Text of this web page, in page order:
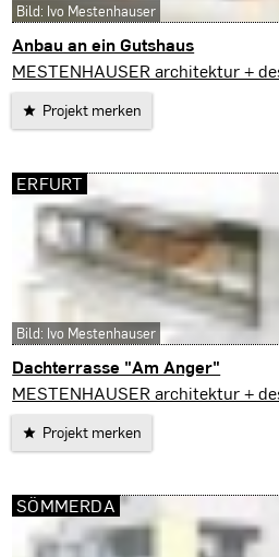
Anbau an ein Gutshaus
Kirchheim
MESTENHAUSER architektur +
Projekt merken
Bild: Ivo Mestenhauser
Dachterrasse "Am Anger"
Erfurt
MESTENHAUSER architektur +
Projekt merken
ERFURT
Bild: Ivo Mestenhauser
SÖMMERDA